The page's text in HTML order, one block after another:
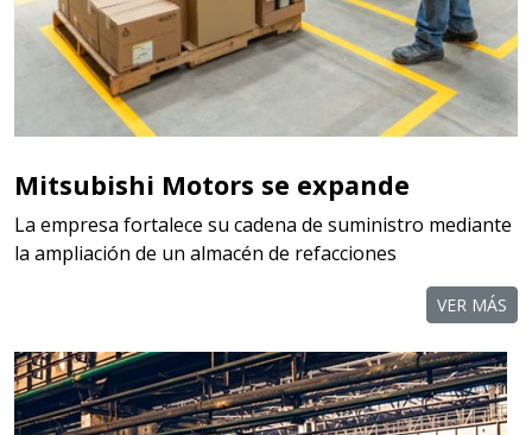
Mitsubishi Motors se expande
La empresa fortalece su cadena de suministro mediante
la ampliación de un almacén de refacciones
VER MÁS